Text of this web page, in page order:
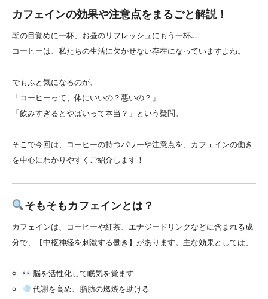
カフェインの効果や注意点をまるごと解説！
朝の目覚めに一杯、お昼のリフレッシュにもう一杯…
コーヒーは、私たちの生活に欠かせない存在になっていますよね。
でもふと気になるのが、
「コーヒーって、体にいいの？悪いの？」
「飲みすぎるとやばいって本当？」という疑問。
そこで今回は、コーヒーの持つパワーや注意点を、カフェインの働き
を中心にわかりやすくご紹介します！
そもそもカフェインとは？
カフェインは、コーヒーや紅茶、エナジードリンクなどに含まれる成
分で、【中枢神経を刺激する働き】があります。主な効果としては、
脳を活性化して眠気を覚ます
代謝を高め、脂肪の燃焼を助ける